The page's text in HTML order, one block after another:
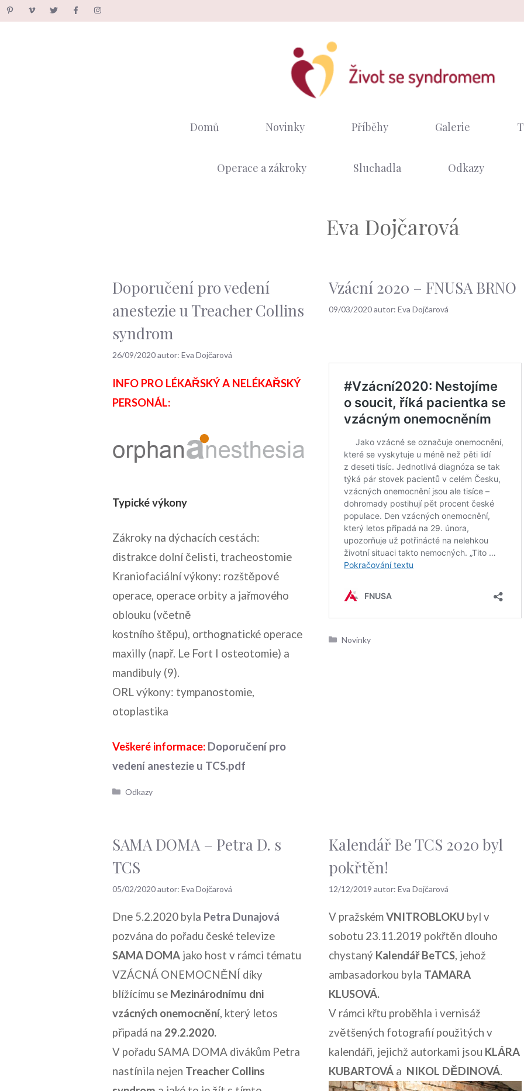
Přeskočit
Domů Novinky Příběhy Galerie
Operace a zákroky Sluchadla Odkazy
Eva Dojčarová
Doporučení pro vedení
anestezie u Treacher Collins
syndrom
26/09/2020autor: Eva Dojčarová
INFO PRO LÉKAŘSKÝ A NELÉKAŘSKÝ
PERSONÁL:
Typické výkony
Zákroky na dýchacích cestách:
distrakce dolní čelisti, tracheostomie
Kraniofaciální výkony: rozštěpové
operace, operace orbity a jařmového
oblouku (včetně
kostního štěpu), orthognatické operace
maxilly (např. Le Fort I osteotomie) a
mandibuly (9).
ORL výkony: tympanostomie,
otoplastika
Veškeré informace: Doporučení pro
vedení anestezie u TCS.pdf
Rubriky
Odkazy
Vzácní 2020 – FNUSA BRNO
09/03/2020autor: Eva Dojčarová
Rubriky
Novinky
SAMA DOMA – Petra D. s
TCS
05/02/2020autor: Eva Dojčarová
Dne 5.2.2020 byla Petra Dunajová
pozvána do pořadu české televize
SAMA DOMA jako host v rámci tématu
VZÁCNÁ ONEMOCNĚNÍ díky
blížícímu se Mezinárodnímu dni
vzácných onemocnění, který letos
připadá na 29.2.2020.
V pořadu SAMA DOMA divákům Petra
nastínila nejen Treacher Collins
Kalendář Be TCS 2020 byl
pokřtěn!
12/12/2019 autor: Eva Dojčarová
V pražskémVNITROBLOKU byl v
sobotu 23.11.2019 pokřtěn dlouho
chystaný Kalendář BeTCS, jehož
ambasadorkou byla TAMARA
KLUSOVÁ.
V rámci křtu proběhla i vernisáž
zvětšených fotografií použitých v
kalendáři, jejichž autorkami jsou KLÁRA
KUBARTOVÁ a NIKOL DĚDINOVÁ.